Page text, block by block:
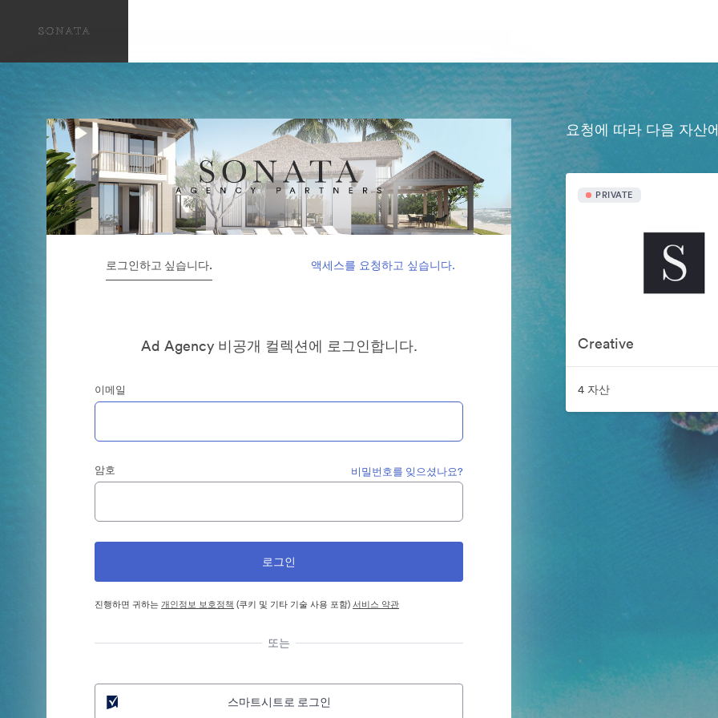
로그인하고 싶습니다. 액세스를 요청하고 싶습니다.
Ad Agency 비공개 컬렉션에 로그인합니다.
이메일
암호 비밀번호를 잊으셨나요?
진행하면 귀하는개인정보 보호정책 (쿠키 및 기타 기술 사용 포함)서비스 약관
또는
스마트시트로 로그인
요청에 따라 다음 자산
PRIVATE
Creative
4 자산